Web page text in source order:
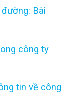
Bài
công ty
tin về công